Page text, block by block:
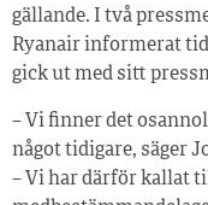
gällande. I två
Ryanair informerat
gick ut med sitt
– Vi finner det
något tidigare, säger
– Vi har därför kallat